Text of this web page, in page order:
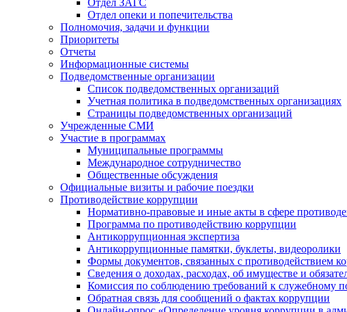
Отдел ЗАГС
Отдел опеки и попечительства
Полномочия, задачи и функции
Приоритеты
Отчеты
Информационные системы
Подведомственные организации
Список подведомственных организаций
Учетная политика в подведомственных организациях
Страницы подведомственных организаций
Учрежденные СМИ
Участие в программах
Муниципальные программы
Международное сотрудничество
Общественные обсуждения
Официальные визиты и рабочие поездки
Противодействие коррупции
Нормативно-правовые и иные акты в сфере
Программа по противодействию коррупции
Антикоррупционная экспертиза
Антикоррупционные памятки, буклеты, видеоролики
Формы документов, связанных с противодействием
Сведения о доходах, расходах, об имуществе и
Комиссия по соблюдению требований к служебному
Обратная связь для сообщений о фактах коррупции